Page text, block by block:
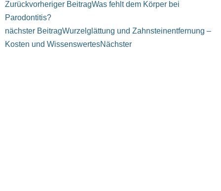
Zurückvorheriger BeitragWas fehlt dem Körper bei
Parodontitis?
nächster BeitragWurzelglättung und Zahnsteinentfernung –
Kosten und WissenswertesNächster